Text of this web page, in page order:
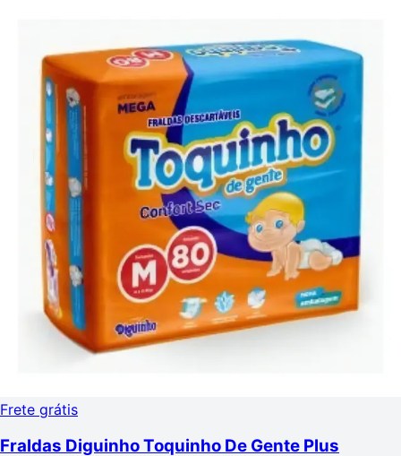
Frete grátis
Fraldas Diguinho Toquinho De Gente Plus